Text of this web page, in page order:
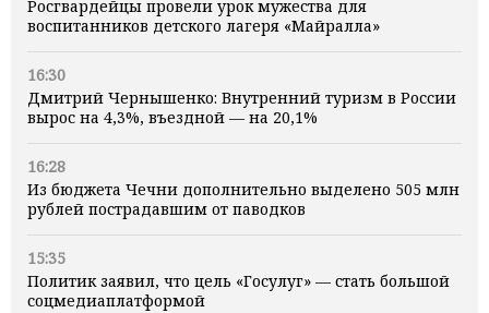
Росгвардейцы провели урок мужества для
воспитанников детского лагеря «Майралла»
16:30
Дмитрий Чернышенко: Внутренний туризм в России
вырос на 4,3%, въездной — на 20,1%
16:28
Из бюджета Чечни дополнительно выделено 505 млн
рублей пострадавшим от паводков
15:35
Политик заявил, что цель «Госулуг» — стать большой
соцмедиаплатформой